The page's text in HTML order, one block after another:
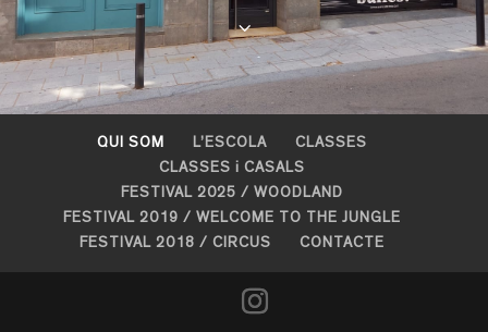
3
QUI SOM L’ESCOLA
CLASSES
CLASSES i CASALS
FESTIVAL 2025 / WOODLAND
FESTIVAL 2019 / WELCOME TO THE JUNGLE
FESTIVAL 2018 / CIRCUS
CONTACTE